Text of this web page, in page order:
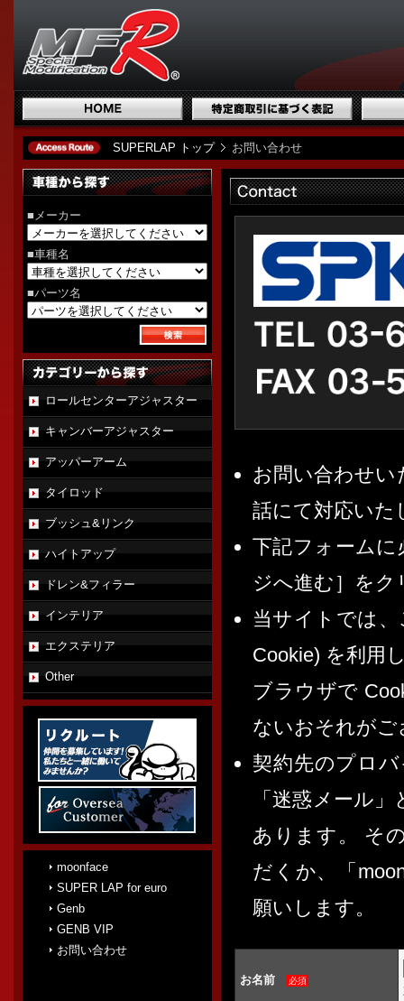
SUPERLAP トップ お問い合わせ
お問い合わせ
話にて対応いた
下記フォームに
ジへ進む］を
当サイトでは
Cookie) を利用
ブラウザで
ないおそれがご
契約先のプロ
「迷惑メール
あります。 そ
だくか、「
願いします。
お名前 必須
■メーカー
■車種名
■パーツ名
ロールセンターアジャスター
キャンバーアジャスター
アッパーアーム
タイロッド
ブッシュ&リンク
ハイトアップ
ドレン&フィラー
インテリア
エクステリア
Other
moonface
SUPER LAP for euro
Genb
GENB VIP
お問い合わせ